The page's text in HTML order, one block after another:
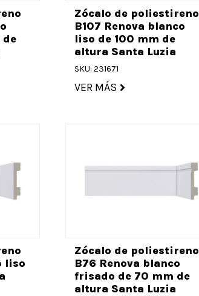
de
Zócalo de poliestireno
B107 Renova blanco
liso de 100 mm de
altura Santa Luzia
SKU: 231671
VER MÁS
liso
Zócalo de poliestireno
B76 Renova blanco
frisado de 70 mm de
altura Santa Luzia